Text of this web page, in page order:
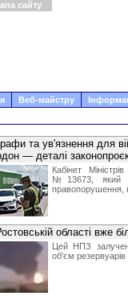
сайту
Веб-майстру
та ув'язнення для
— деталі
Кабінет
№13673, який
правопорушення,
області вже
Цей НПЗ
об'єм резервуарів